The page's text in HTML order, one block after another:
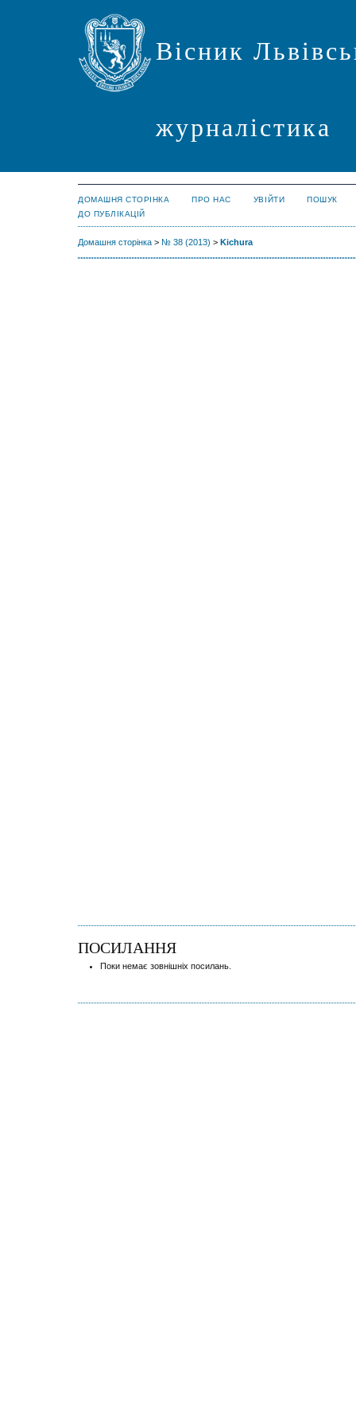
Вісник
журналістика
ДОМАШНЯ СТОРІНКА ПРО НАС УВІЙТИ
ПОШУК
ДО ПУБЛІКАЦІЙ
Домашня сторінка > № 38 (2013) > Kichura
ПОСИЛАННЯ
Поки немає зовнішніх посилань.